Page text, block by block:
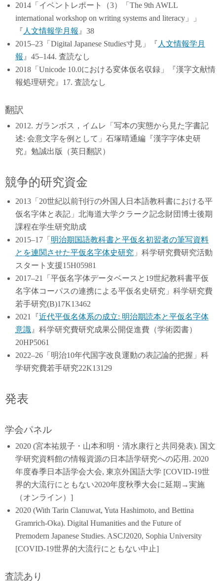
2014「イベントレポート（3）「The 9th AWLL
international workshop on writing systems and literacy」」
『 人文情報学月報 』38
2015–23「Digital Japanese Studies寸見」『 人文情報学月
報 』45–144. 査読なし
2018「Unicode 10.0における変体仮名収録」『漢字文献情
報処理研究』17. 査読なし
翻訳
2012. ガランボス，イムレ「写本の実態から見た字書記
述: 会意文字を例として」石塚晴通編『漢字字体史研
究』勉誠出版（英日翻訳）
競争的研究資金
2013「20世紀以前刊行の外国人日本語教科書における平
仮名字体と表記」北海道大学クラーク記念財団博士後期
課程在学生研究助成
2015–17「 明治期国語教科書と平仮名初習者の筆写資料
とを連関させた平仮名字体史研究」科学研究費研究活動
スタート支援15H05981
2017–21「平仮名字体データベースと19世紀教科書平仮
名字体コーパスの連携による平仮名史研究」科学研究費
若手研究(B)17K13462
2021『 近代平仮名体系の成立: 明治期読本と平仮名字体
意識』科学研究費研究成果公開促進費（学術図書）
20HP5061
2022–26「明治10年代国字改良運動の表記論的把握」科
学研究費若手研究22K13129
発表
学会パネル
2020 (宮本祐規子・山本和明・清水康行と共同発表). 国文
学研究資料館の情報資源の日本語学研究への応用. 2020
年度春季日本語学会大会, 東京外国語大学 [COVID-19世
界的大流行にともない2020年度秋季大会に延期→実施
（オンライン）]
2020 (With Tarin Clanuwat, Yuta Hashimoto, and Bettina
Gramrich-Oka). Digital Humanities and the Future of
Premodern Japanese Studies. ASCJ2020, Sophia University
[COVID-19世界的大流行にともない中止]
査読あり